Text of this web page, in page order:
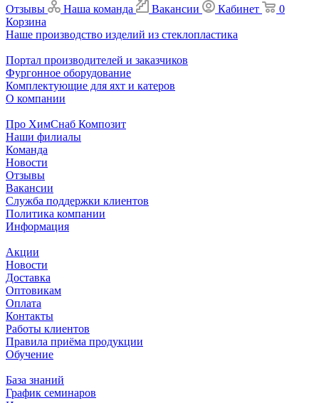
Отзывы
Наша команда Вакансии Кабинет
0
Корзина
Наше производство изделий из стеклопластика
Портал производителей и заказчиков
Фургонное оборудование
Комплектующие для яхт и катеров
О компании
Про ХимСнаб Композит
Наши филиалы
Команда
Новости
Отзывы
Вакансии
Служба поддержки клиентов
Политика компании
Информация
Акции
Новости
Доставка
Оптовикам
Оплата
Контакты
Работы клиентов
Правила приёма продукции
Обучение
База знаний
График семинаров